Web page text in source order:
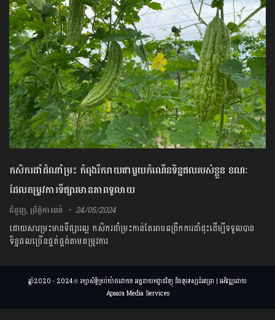
កសិករដាំដំណាំម្រះ កំពុងរីករាយជាមួយកំណើនទិន្នផលរបស់ខ្លួន ខណៈ
ដែលតម្រូវការទីផ្សារមានភាពទូលាយ
ជំនួញ,ព្រឹត្តិការណ៍ 24/05/2024
ដោយសារម្រះមានទីផ្សារល្អ កសិករដាំម្រះកាន់តែអាចពង្រីកការដាំដុះដើម្បីទទួលបាន
ទិន្នផលច្រើនផ្គត់ផ្គង់តាមតម្រូវការ
ឆ្នាំ2020 - 2024 © រក្សាសិទ្ធិគ្រប់យ៉ាងដោយ៖ អគ្គនាយកដ្ឋានវិទ្យុ និងទូរទស្សន៍អប្សរា | អភិវឌ្ឍដោយ
Apsara Media Services